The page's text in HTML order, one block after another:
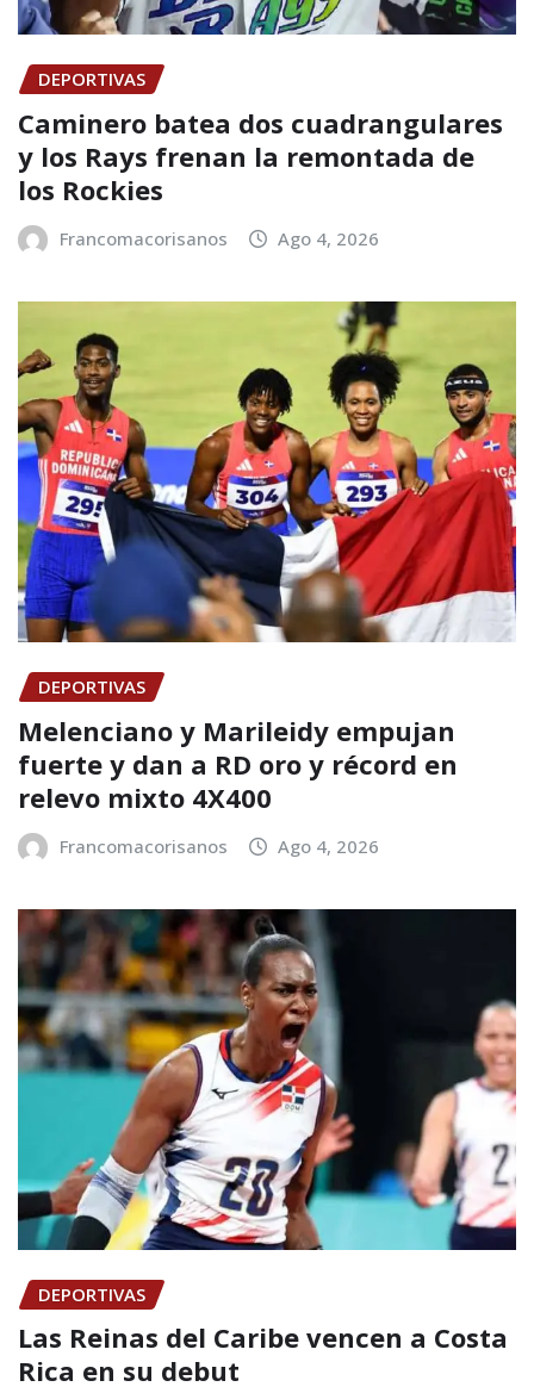
DEPORTIVAS
Caminero batea dos cuadrangulares
y los Rays frenan la remontada de
los Rockies
Francomacorisanos Ago 4, 2026
DEPORTIVAS
Melenciano y Marileidy empujan
fuerte y dan a RD oro y récord en
relevo mixto 4X400
Francomacorisanos Ago 4, 2026
DEPORTIVAS
Las Reinas del Caribe vencen a Costa
Rica en su debut